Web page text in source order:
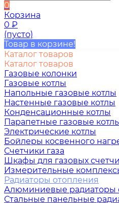
0
Корзина
0 ₽
(пусто)
Товар в корзине!
Каталог товаров
Каталог товаров
Газовые колонки
Газовые котлы
Напольные газовые котлы
Настенные газовые котлы
Конденсационные котлы
Парапетные газовые
Электрические котлы
Бойлеры косвенного
Счетчики газа
Шкафы для газовых
Измерительные
Радиаторы отопления
Алюминиевые радиаторы
Стальные панельные